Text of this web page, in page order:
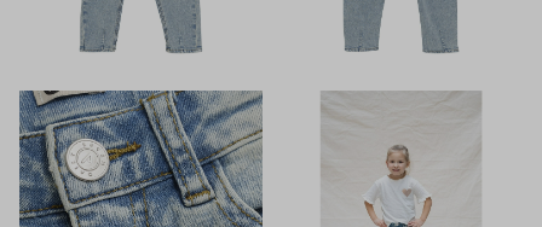
Keez&Co